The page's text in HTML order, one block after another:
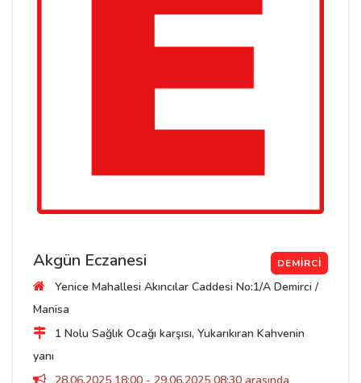
Akgün Eczanesi DEMIRCI
Yenice Mahallesi Akıncılar Caddesi No:1/A Demirci /
Manisa
1 Nolu Sağlık Ocağı karşısı, Yukarıkıran Kahvenin
yanı